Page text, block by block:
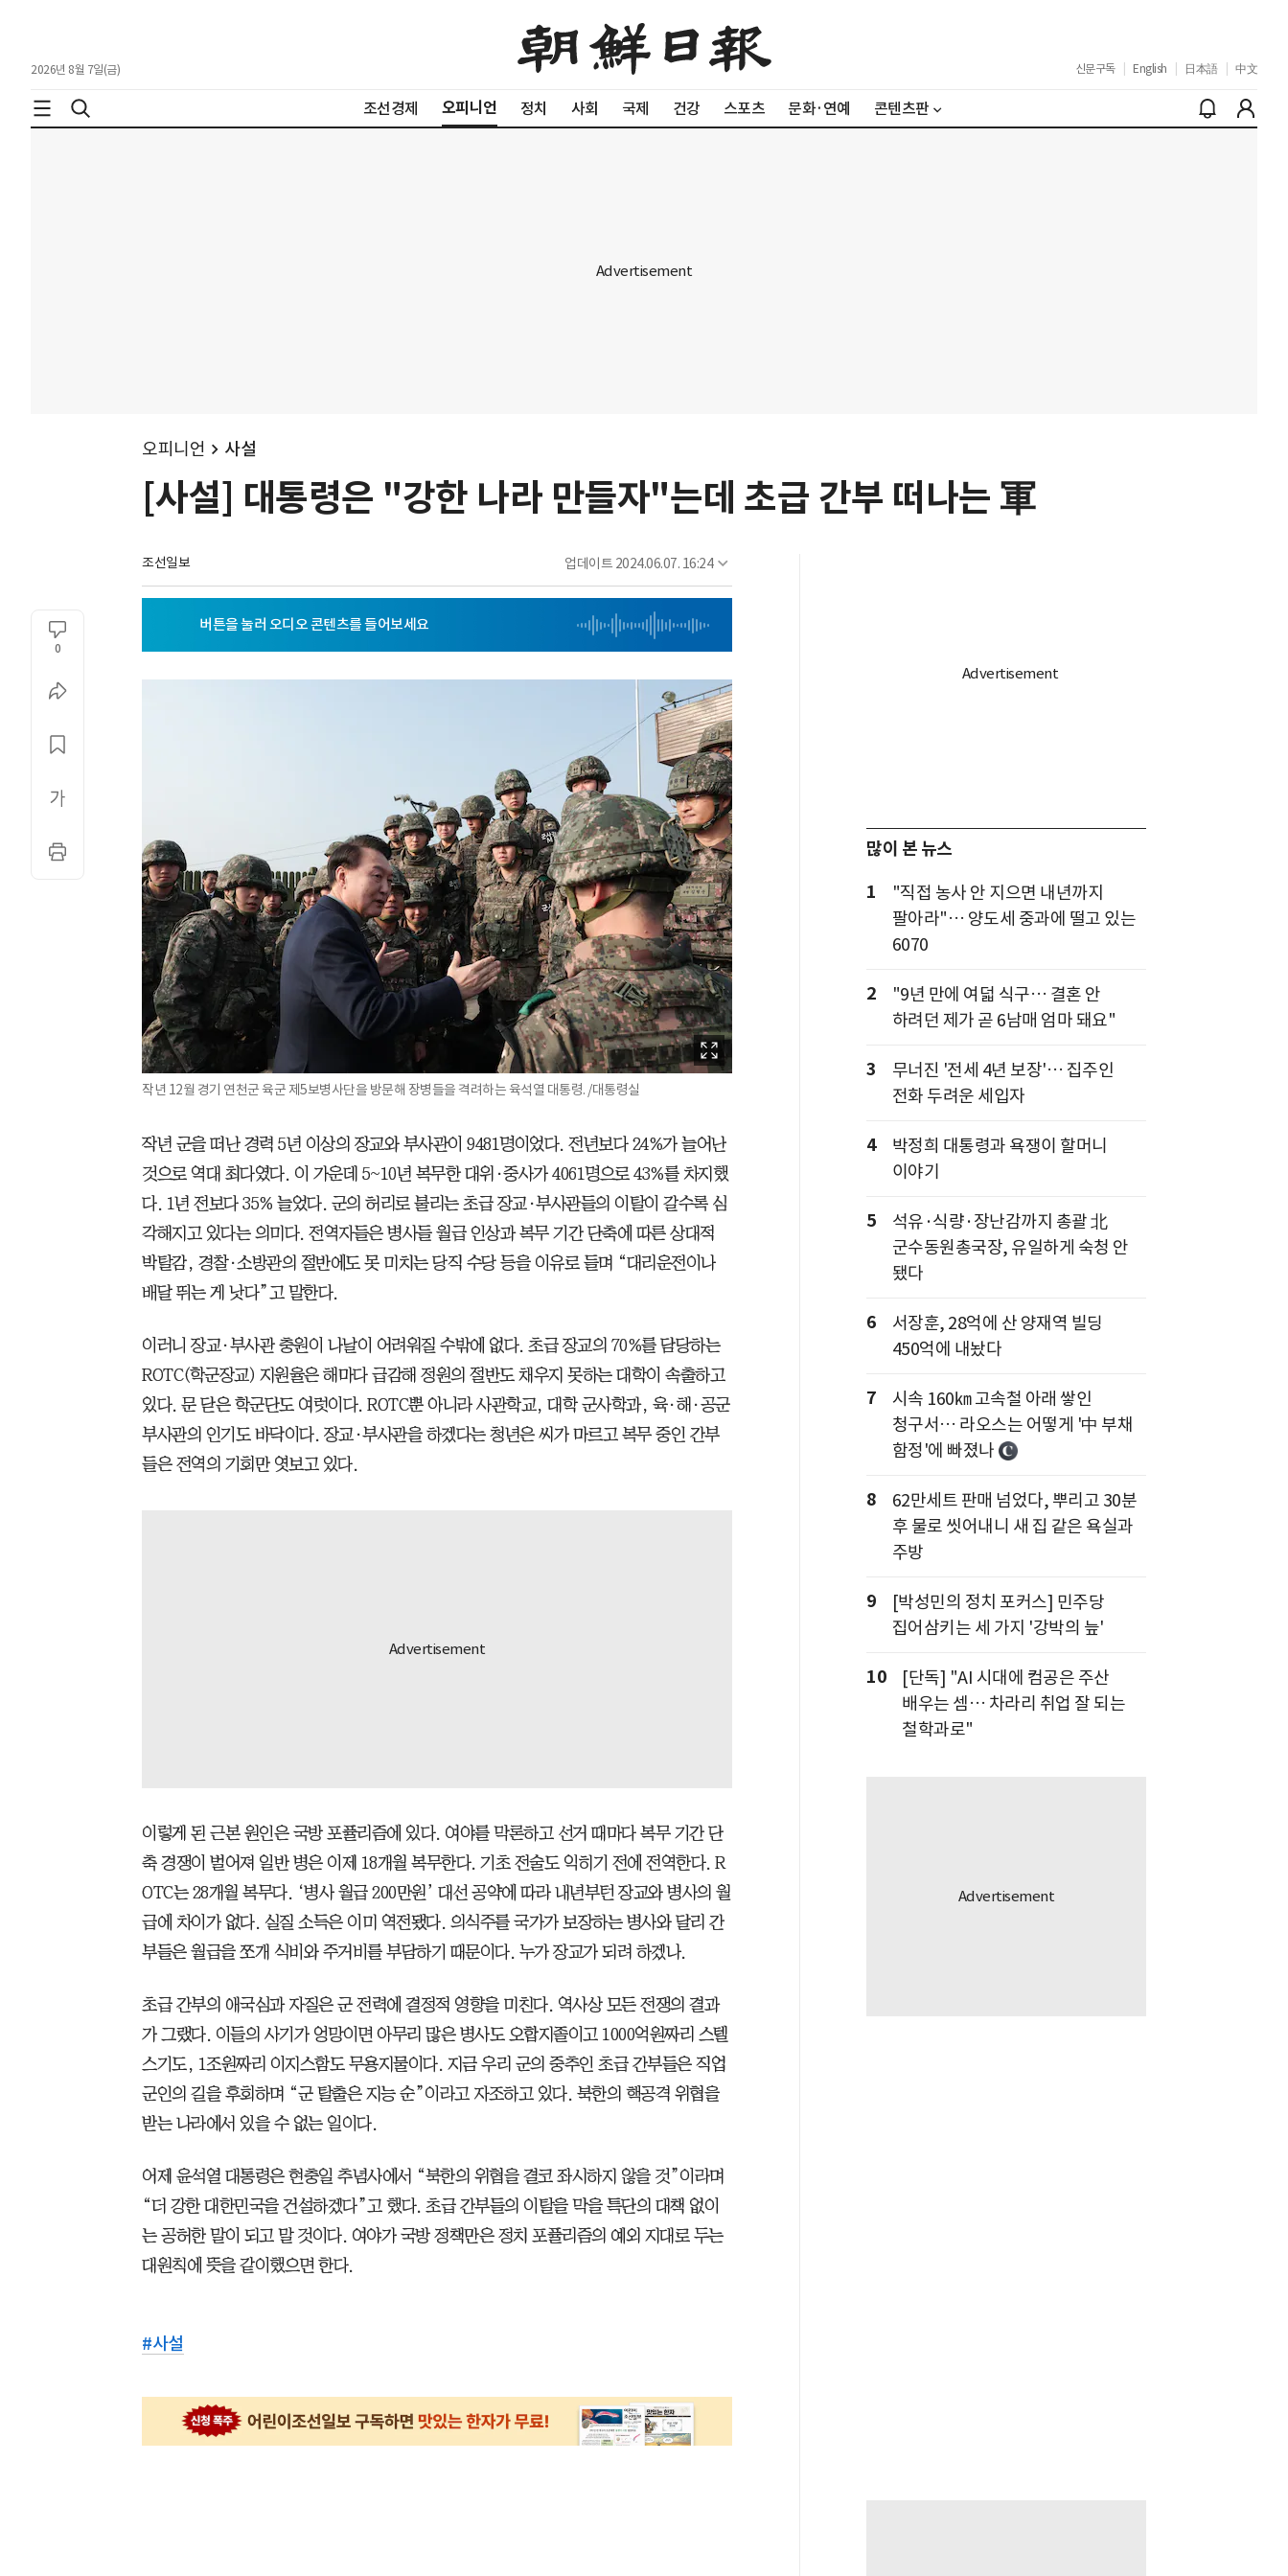
2026년 8월 7일(금) 신문구독 English 日本語 中文
조선경제 오피니언 정치 사회 국제 건강 스포츠 문화·연예 콘텐츠판
오피니언 사설
[사설] 대통령은 "강한 나라 만들자"는데 초급 간부 떠나는 軍
조선일보 업데이트 2024.06.07. 16:24
0
작년 12월 경기 연천군 육군 제5보병사단을 방문해 장병들을 격려하는 육석열 대통령. /대통령실
작년 군을 떠난 경력 5년 이상의 장교와 부사관이 9481명이었다. 전년보다 24%가 늘어난
것으로 역대 최다였다. 이 가운데 5~10년 복무한 대위·중사가 4061명으로 43%를 차지했
다. 1년 전보다 35% 늘었다. 군의 허리로 불리는 초급 장교·부사관들의 이탈이 갈수록 심
각해지고 있다는 의미다. 전역자들은 병사들 월급 인상과 복무 기간 단축에 따른 상대적
박탈감, 경찰·소방관의 절반에도 못 미치는 당직 수당 등을 이유로 들며 “대리운전이나
배달 뛰는 게 낫다”고 말한다.
이러니 장교·부사관 충원이 나날이 어려워질 수밖에 없다. 초급 장교의 70%를 담당하는
ROTC(학군장교) 지원율은 해마다 급감해 정원의 절반도 채우지 못하는 대학이 속출하고
있다. 문 닫은 학군단도 여럿이다. ROTC뿐 아니라 사관학교, 대학 군사학과, 육·해·공군
부사관의 인기도 바닥이다. 장교·부사관을 하겠다는 청년은 씨가 마르고 복무 중인 간부
들은 전역의 기회만 엿보고 있다.
이렇게 된 근본 원인은 국방 포퓰리즘에 있다. 여야를 막론하고 선거 때마다 복무 기간 단
축 경쟁이 벌어져 일반 병은 이제 18개월 복무한다. 기초 전술도 익히기 전에 전역한다. R
OTC는 28개월 복무다. ‘병사 월급 200만원’ 대선 공약에 따라 내년부턴 장교와 병사의 월
급에 차이가 없다. 실질 소득은 이미 역전됐다. 의식주를 국가가 보장하는 병사와 달리 간
부들은 월급을 쪼개 식비와 주거비를 부담하기 때문이다. 누가 장교가 되려 하겠나.
초급 간부의 애국심과 자질은 군 전력에 결정적 영향을 미친다. 역사상 모든 전쟁의 결과
가 그랬다. 이들의 사기가 엉망이면 아무리 많은 병사도 오합지졸이고 1000억원짜리 스텔
스기도, 1조원짜리 이지스함도 무용지물이다. 지금 우리 군의 중추인 초급 간부들은 직업
군인의 길을 후회하며 “군 탈출은 지능 순”이라고 자조하고 있다. 북한의 핵공격 위협을
받는 나라에서 있을 수 없는 일이다.
어제 윤석열 대통령은 현충일 추념사에서 “북한의 위협을 결코 좌시하지 않을 것”이라며
“더 강한 대한민국을 건설하겠다”고 했다. 초급 간부들의 이탈을 막을 특단의 대책 없이
는 공허한 말이 되고 말 것이다. 여야가 국방 정책만은 정치 포퓰리즘의 예외 지대로 두는
대원칙에 뜻을 같이했으면 한다.
#사설
많이 본 뉴스
1
"직접 농사 안 지으면 내년까지
팔아라"… 양도세 중과에 떨고 있는
6070
2
"9년 만에 여덟 식구… 결혼 안
하려던 제가 곧 6남매 엄마 돼요"
3
무너진 '전세 4년 보장'… 집주인
전화 두려운 세입자
4
박정희 대통령과 욕쟁이 할머니
이야기
5
석유·식량·장난감까지 총괄 北
군수동원총국장, 유일하게 숙청 안
됐다
6
서장훈, 28억에 산 양재역 빌딩
450억에 내놨다
7
시속 160㎞ 고속철 아래 쌓인
청구서… 라오스는 어떻게 '中 부채
함정'에 빠졌나
8
62만세트 판매 넘었다, 뿌리고 30분
후 물로 씻어내니 새 집 같은 욕실과
주방
9
[박성민의 정치 포커스] 민주당
집어삼키는 세 가지 '강박의 늪'
10
[단독] "AI 시대에 컴공은 주산
배우는 셈… 차라리 취업 잘 되는
철학과로"